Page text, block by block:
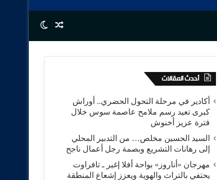
Random Article
Switch skin
أحدث المقالات
أكادير في مرحلة التحول الحضري.. أوراش
كبرى تعيد رسم ملامح عاصمة سوس خلال
فترة عزيز أخنوش
السيد الحسين مخلص… من التدبير المحلي
إلى رهانات التشريع وبصمة رجل أعمال ناجح
مهرجان «أناروز» بواحة أفلا إغير ـ تافراوت
يحتفي بالتراث والهوية ويعزز إشعاع المنطقة